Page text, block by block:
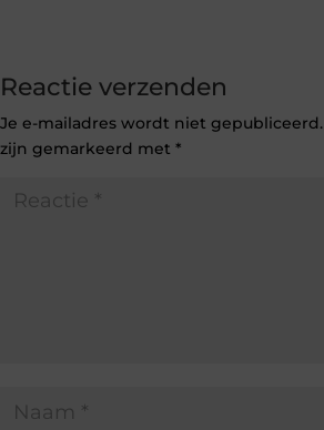
Reactie verzenden
Je e-mailadres wordt niet gepubliceerd.
zijn gemarkeerd met *